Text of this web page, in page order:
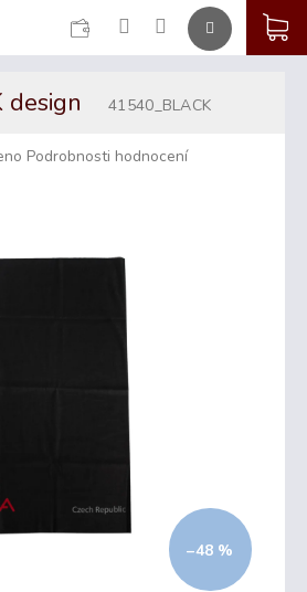
CZK
design 41540_BLACK
Podrobnosti hodnocení
–48 %